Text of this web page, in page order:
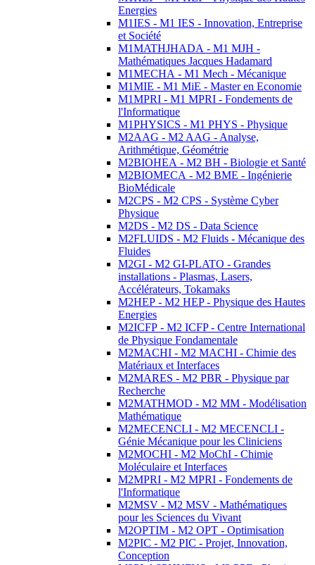
Energies
M1IES - M1 IES - Innovation, Entreprise
et Société
M1MATHJHADA - M1 MJH -
Mathématiques Jacques Hadamard
M1MECHA - M1 Mech - Mécanique
M1MIE - M1 MiE - Master en Economie
M1MPRI - M1 MPRI - Fondements de
l'Informatique
M1PHYSICS - M1 PHYS - Physique
M2AAG - M2 AAG - Analyse,
Arithmétique, Géométrie
M2BIOHEA - M2 BH - Biologie et Santé
M2BIOMECA - M2 BME - Ingénierie
BioMédicale
M2CPS - M2 CPS - Système Cyber
Physique
M2DS - M2 DS - Data Science
M2FLUIDS - M2 Fluids - Mécanique des
Fluides
M2GI - M2 GI-PLATO - Grandes
installations - Plasmas, Lasers,
Accélérateurs, Tokamaks
M2HEP - M2 HEP - Physique des Hautes
Energies
M2ICFP - M2 ICFP - Centre International
de Physique Fondamentale
M2MACHI - M2 MACHI - Chimie des
Matériaux et Interfaces
M2MARES - M2 PBR - Physique par
Recherche
M2MATHMOD - M2 MM - Modélisation
Mathématique
M2MECENCLI - M2 MECENCLI -
Génie Mécanique pour les Cliniciens
M2MOCHI - M2 MoChI - Chimie
Moléculaire et Interfaces
M2MPRI - M2 MPRI - Fondements de
l'Informatique
M2MSV - M2 MSV - Mathématiques
pour les Sciences du Vivant
M2OPTIM - M2 OPT - Optimisation
M2PIC - M2 PIC - Projet, Innovation,
Conception